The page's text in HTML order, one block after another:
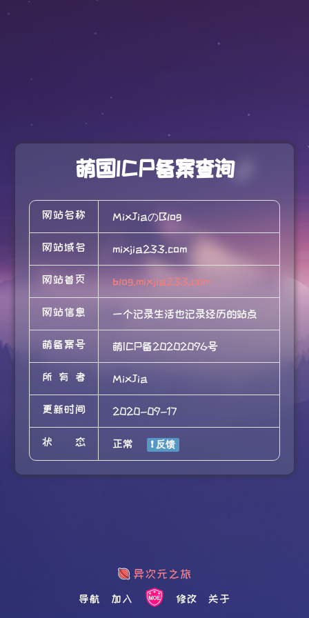
萌国ICP备案查询
网站名称 MixJiaのBlog
网站域名 mixjia233.com
网站首页 blog.mixjia233.com
网站信息 一个记录生活也记录经历的站点
萌备案号 萌ICP备20202096号
所有者 MixJia
更新时间 2020-09-17
状态 正常
导航 加入 修改 关于